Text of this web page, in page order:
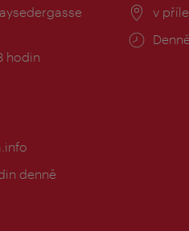
hodin
Místo:
v
denně